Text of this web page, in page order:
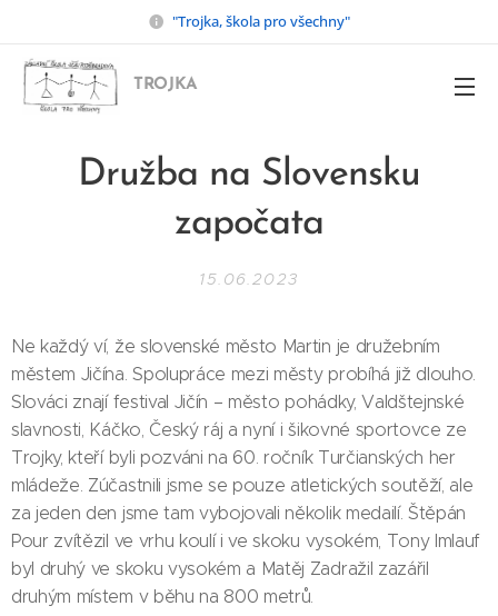
"Trojka, škola pro všechny"
TROJKA
Družba na Slovensku
započata
15.06.2023
Ne každý ví, že slovenské město Martin je družebním
městem Jičína. Spolupráce mezi městy probíhá již dlouho.
Slováci znají festival Jičín – město pohádky, Valdštejnské
slavnosti, Káčko, Český ráj a nyní i šikovné sportovce ze
Trojky, kteří byli pozváni na 60. ročník Turčianských her
mládeže. Zúčastnili jsme se pouze atletických soutěží, ale
za jeden den jsme tam vybojovali několik medailí. Štěpán
Pour zvítězil ve vrhu koulí i ve skoku vysokém, Tony Imlauf
byl druhý ve skoku vysokém a Matěj Zadražil zazářil
druhým místem v běhu na 800 metrů.